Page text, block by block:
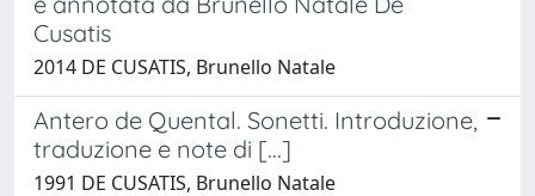
Cusatis
2014 DE CUSATIS, Brunello Natale
Antero de Quental. Sonetti. Introduzione,
traduzione e note di [...]
1991 DE CUSATIS, Brunello Natale